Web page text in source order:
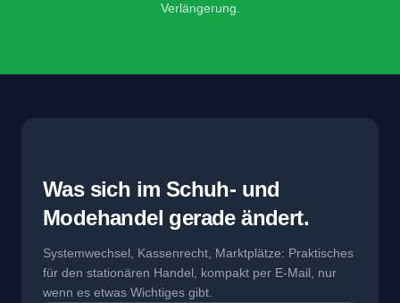
Verlängerung.
Was sich im Schuh- und
Modehandel gerade ändert.
Systemwechsel, Kassenrecht, Marktplätze: Praktisches
für den stationären Handel, kompakt per E-Mail, nur
wenn es etwas Wichtiges gibt.